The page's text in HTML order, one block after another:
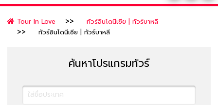
Tour In Love
ทัวร์อินโดนีเซีย | ทัวร์บาหลี
ทัวร์อินโดนีเซีย | ทัวร์บาหลี
ค้นหาโปรแกรมทัวร์